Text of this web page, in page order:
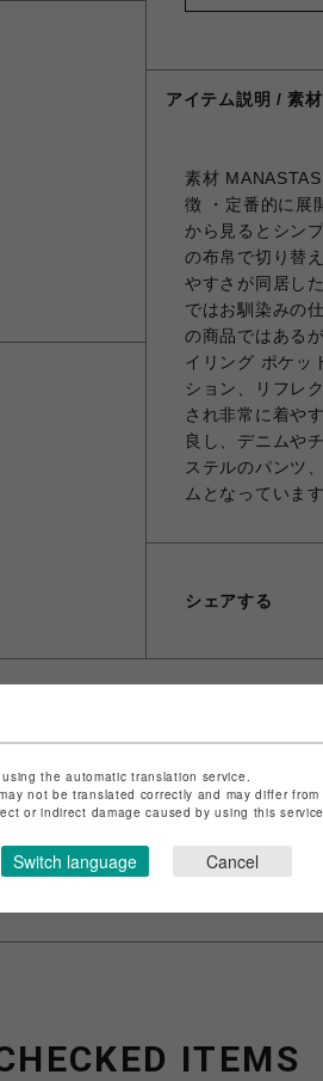
アイテム説明 / 素材
素材
徴 ・定番的に展
から見るとシン
の布帛で切り替
やすさが同居し
ではお馴染みの
の商品ではある
イリング ポケッ
ション、リフレ
され非常に着や
良し、デニムや
ステルのパンツ
ムとなっています
シェアする
ーバー
袋PARCO
法令に基づく表記は
こちら
わせはこちら
ITEMS
the automatic translation service.
not be translated correctly and may differ
or indirect damage caused by using this
Switch language Cancel